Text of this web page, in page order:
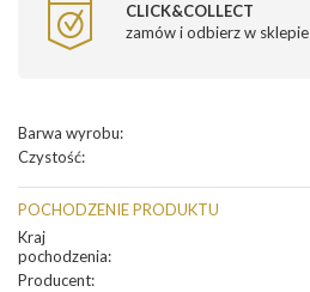
CLICK&COLLECT
zamów i odbierz w sklepie
Barwa wyrobu:
Czystość:
POCHODZENIE PRODUKTU
Kraj
pochodzenia:
Producent: